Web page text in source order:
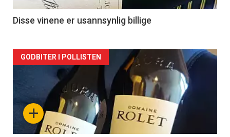
2
Disse vinene er usannsynlig billige
Forsiden
akkurat
nå+
GODBITER I POLLISTEN